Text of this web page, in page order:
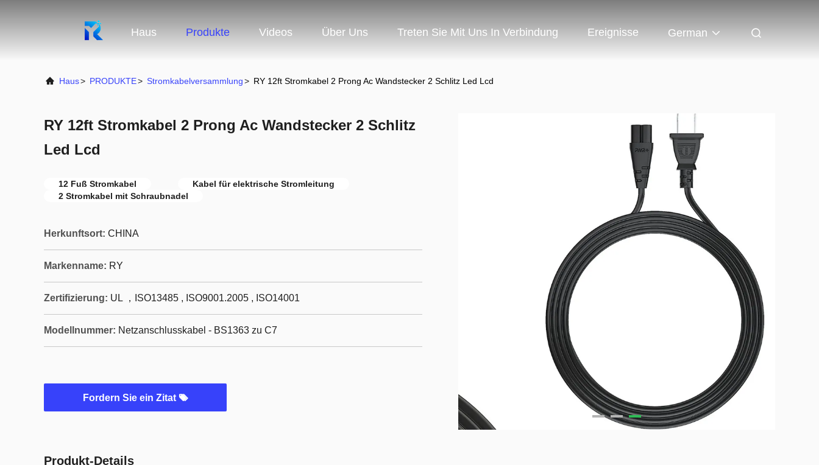
Haus Produkte Videos Über Uns Treten Sie Mit Uns In Verbindung Ereignisse German
Haus> PRODUKTE> Stromkabelversammlung> RY 12ft Stromkabel 2 Prong Ac Wandstecker 2 Schlitz Led Lcd
RY 12ft Stromkabel 2 Prong Ac Wandstecker 2 Schlitz
Led Lcd
12 Fuß Stromkabel
Kabel für elektrische Stromleitung
2 Stromkabel mit Schraubnadel
Herkunftsort: CHINA
Markenname: RY
Zertifizierung: UL ，ISO13485 , ISO9001.2005 , ISO14001
Modellnummer: Netzanschlusskabel - BS1363 zu C7
Fordern Sie ein Zitat
Produkt-Details